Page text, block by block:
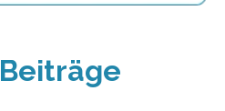
Beiträge